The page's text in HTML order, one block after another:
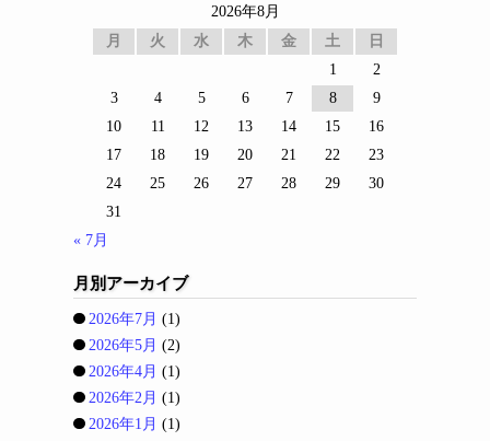
2026年8月
月
火 水 木 金 土
日
1
2
3
4 5 6 7 8
9
10
11 12 13 14 15
16
17
18 19 20 21 22
23
24
25 26 27 28 29
30
31
« 7月
月別アーカイブ
2026年7月 (1)
2026年5月 (2)
2026年4月 (1)
2026年2月 (1)
2026年1月 (1)